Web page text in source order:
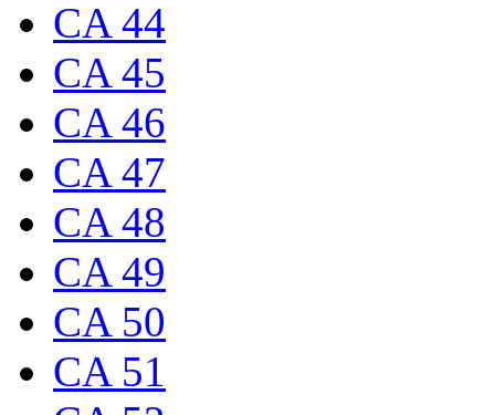
CA 44
CA 45
CA 46
CA 47
CA 48
CA 49
CA 50
CA 51